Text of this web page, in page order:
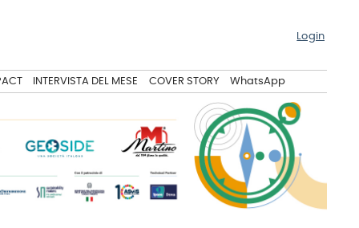
Login
INTERVISTA DEL MESE COVER STORY WhatsApp